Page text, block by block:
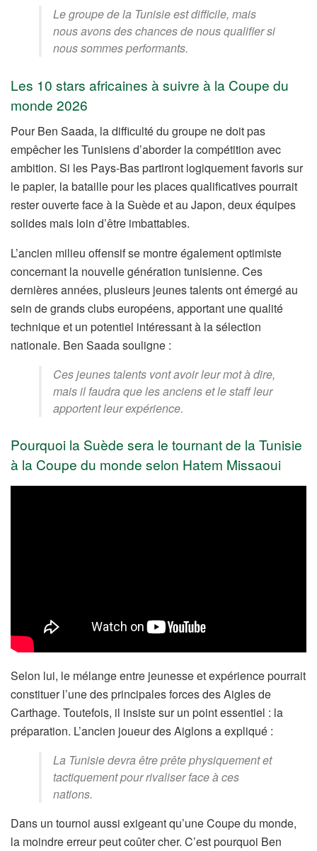
Le groupe de la Tunisie est difficile, mais
nous avons des chances de nous qualifier si
nous sommes performants.
Les 10 stars africaines à suivre à la Coupe du
monde 2026
Pour Ben Saada, la difficulté du groupe ne doit pas
empêcher les Tunisiens d’aborder la compétition avec
ambition. Si les Pays-Bas partiront logiquement favoris sur
le papier, la bataille pour les places qualificatives pourrait
rester ouverte face à la Suède et au Japon, deux équipes
solides mais loin d’être imbattables.
L’ancien milieu offensif se montre également optimiste
concernant la nouvelle génération tunisienne. Ces
dernières années, plusieurs jeunes talents ont émergé au
sein de grands clubs européens, apportant une qualité
technique et un potentiel intéressant à la sélection
nationale. Ben Saada souligne :
Ces jeunes talents vont avoir leur mot à dire,
mais il faudra que les anciens et le staff leur
apportent leur expérience.
Pourquoi la Suède sera le tournant de la Tunisie
à la Coupe du monde selon Hatem Missaoui
Selon lui, le mélange entre jeunesse et expérience pourrait
constituer l’une des principales forces des Aigles de
Carthage. Toutefois, il insiste sur un point essentiel : la
préparation. L’ancien joueur des Aiglons a expliqué :
La Tunisie devra être prête physiquement et
tactiquement pour rivaliser face à ces
nations.
Dans un tournoi aussi exigeant qu’une Coupe du monde,
la moindre erreur peut coûter cher. C’est pourquoi Ben